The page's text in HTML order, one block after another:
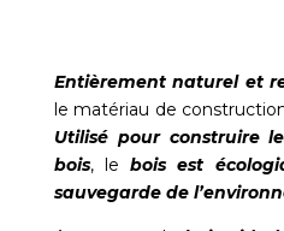
Entièrement naturel et
le matériau de
Utilisé pour construire
bois, lebois est
sauvegarde de